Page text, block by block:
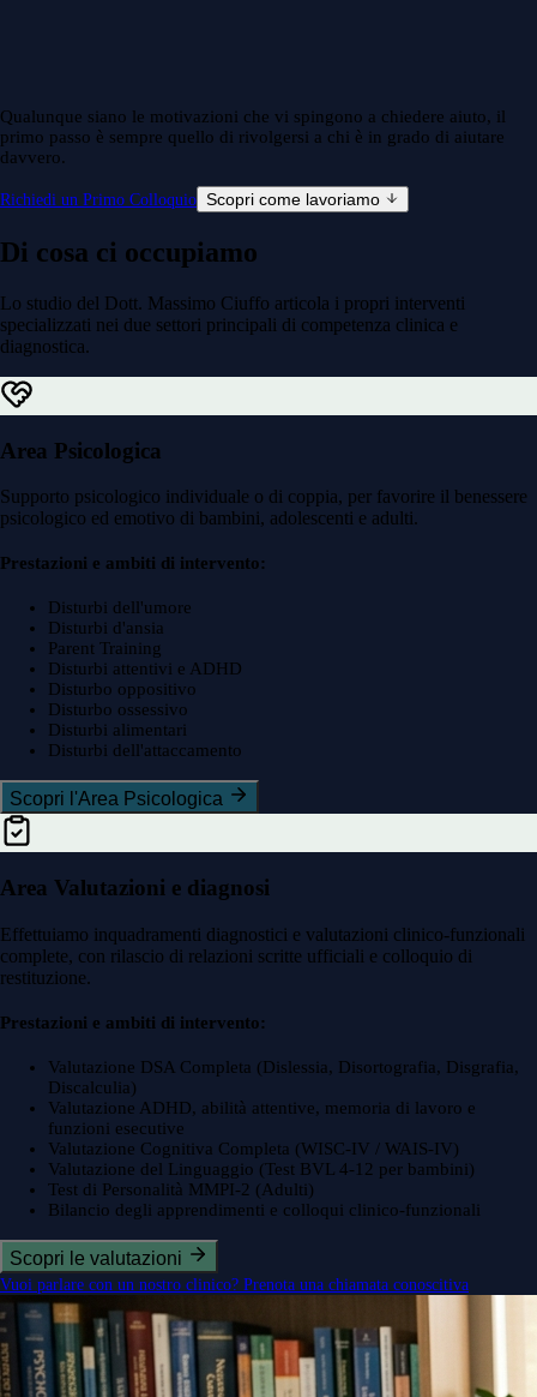
Qualunque siano le motivazioni che vi spingono a chiedere aiuto, il
primo passo è sempre quello di rivolgersi a chi è in grado di aiutare
davvero.
Richiedi un Primo Colloquio Scopri come lavoriamo
Di cosa ci occupiamo
Lo studio del Dott. Massimo Ciuffo articola i propri interventi
specializzati nei due settori principali di competenza clinica e
diagnostica.
Area Psicologica
Supporto psicologico individuale o di coppia, per favorire il benessere
psicologico ed emotivo di bambini, adolescenti e adulti.
Prestazioni e ambiti di intervento:
Disturbi dell'umore
Disturbi d'ansia
Parent Training
Disturbi attentivi e ADHD
Disturbo oppositivo
Disturbo ossessivo
Disturbi alimentari
Disturbi dell'attaccamento
Scopri l'Area Psicologica
Area Valutazioni e diagnosi
Effettuiamo inquadramenti diagnostici e valutazioni clinico-funzionali
complete, con rilascio di relazioni scritte ufficiali e colloquio di
restituzione.
Prestazioni e ambiti di intervento:
Valutazione DSA Completa (Dislessia, Disortografia, Disgrafia,
Discalculia)
Valutazione ADHD, abilità attentive, memoria di lavoro e
funzioni esecutive
Valutazione Cognitiva Completa (WISC-IV / WAIS-IV)
Valutazione del Linguaggio (Test BVL 4-12 per bambini)
Test di Personalità MMPI-2 (Adulti)
Bilancio degli apprendimenti e colloqui clinico-funzionali
Scopri le valutazioni
Vuoi parlare con un nostro clinico? Prenota una chiamata conoscitiva